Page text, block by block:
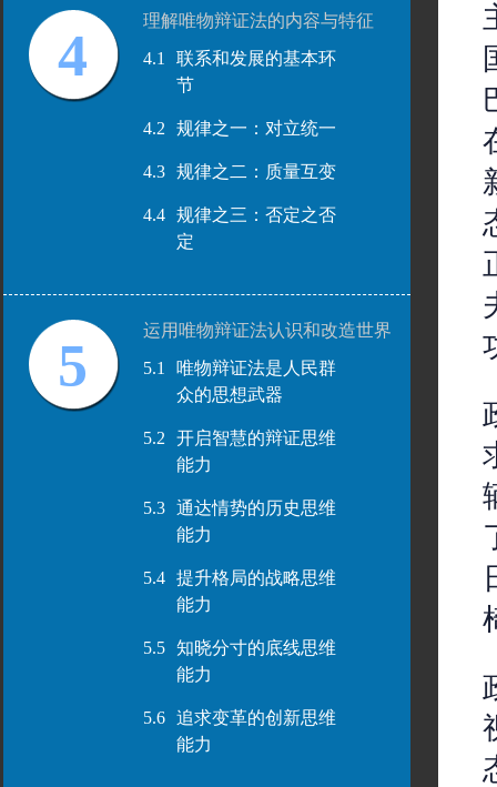
4
理解唯物辩证法的内容与特征
4.1
联系和发展的基本环
节
4.2 规律之一：对立统一
4.3 规律之二：质量互变
4.4
规律之三：否定之否
定
5
运用唯物辩证法认识和改造世界
5.1
唯物辩证法是人民群
众的思想武器
5.2
开启智慧的辩证思维
能力
5.3
通达情势的历史思维
能力
5.4
提升格局的战略思维
能力
5.5
知晓分寸的底线思维
能力
5.6
追求变革的创新思维
能力